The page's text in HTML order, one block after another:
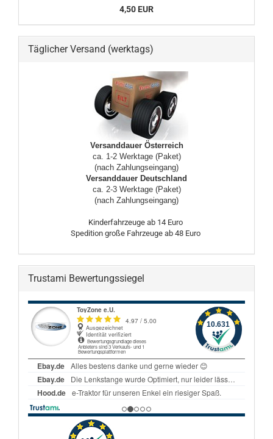
4,50 EUR
Täglicher Versand (werktags)
Versanddauer Österreich
ca. 1-2 Werktage (Paket)
(nach Zahlungseingang)
Versanddauer Deutschland
ca. 2-3 Werktage (Paket)
(nach Zahlungseingang)
Kinderfahrzeuge ab 14 Euro
Spedition große Fahrzeuge ab 48 Euro
Trustami Bewertungssiegel